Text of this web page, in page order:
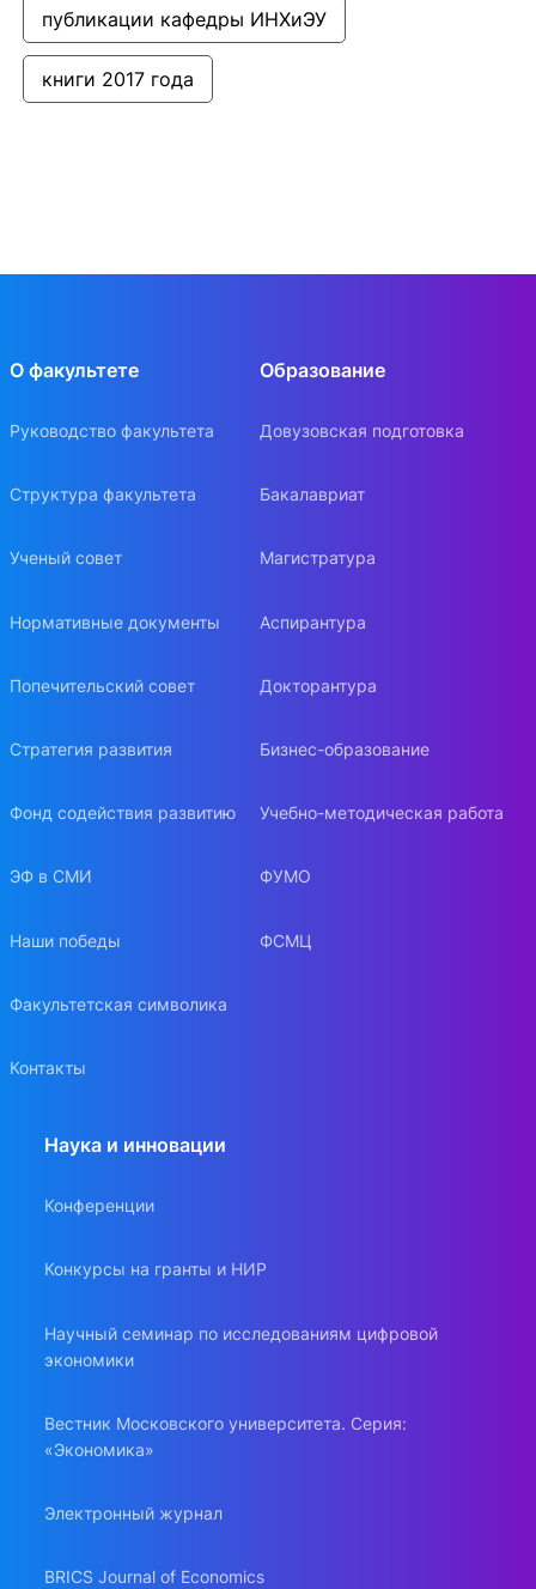
публикации кафедры ИНХиЭУ
книги 2017 года
О факультете
Руководство факультета
Структура факультета
Ученый совет
Нормативные документы
Попечительский совет
Стратегия развития
Фонд содействия развитию
ЭФ в СМИ
Наши победы
Факультетская символика
Контакты
Образование
Довузовская подготовка
Бакалавриат
Магистратура
Аспирантура
Докторантура
Бизнес-образование
Учебно-методическая работа
ФУМО
ФСМЦ
Наука и инновации
Конференции
Конкурсы на гранты и НИР
Научный семинар по исследованиям цифровой
экономики
Вестник Московского университета. Серия:
«Экономика»
Электронный журнал
BRICS Journal of Economics